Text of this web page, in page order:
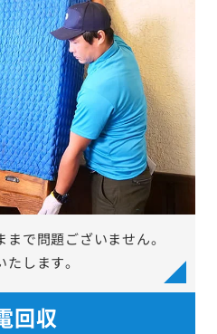
で問題ございません。
します。
回収